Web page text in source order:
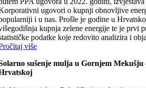
ugovori o kupnji obnovljive
i u nas. Prošle je godine u
kupnja zelene energije te je prvi
podatke koje redovito analizira i
više
sušenje mulja u Gornjem Mekušju